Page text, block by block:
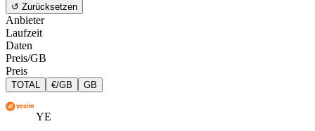
↺ Zurücksetzen
Anbieter
Laufzeit
Daten
Preis/GB
Preis
TOTAL €/GB GB
YE